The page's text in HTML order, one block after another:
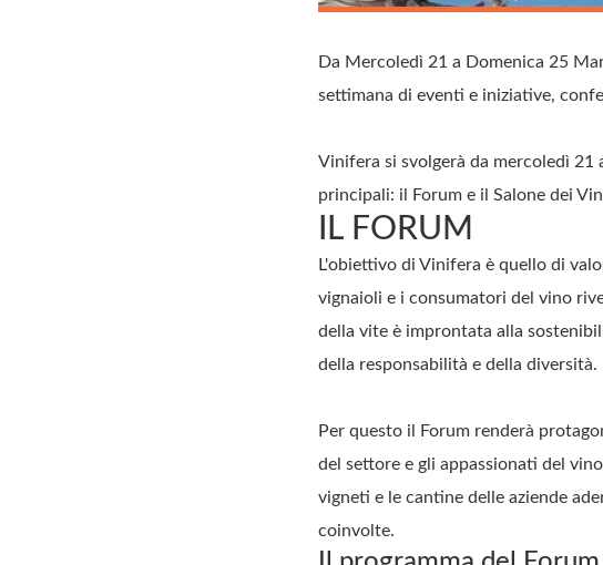
Da Mercoledì 21 a Domenica 25
settimana di eventi e iniziative,
Vinifera si svolgerà da mercoledì
principali: il Forum e il Salone dei
IL FORUM
L'obiettivo di Vinifera è quello di
vignaioli e i consumatori del vino
della vite è improntata alla
della responsabilità e della diversità.
Per questo il Forum renderà
del settore e gli appassionati del
vigneti e le cantine delle aziende
coinvolte.